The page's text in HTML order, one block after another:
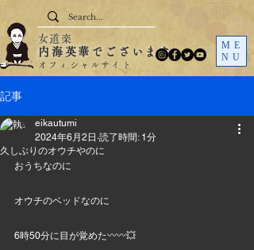
ME
NU
女道楽
内海英華でございます
オフィシャルサイト
記事
久しぶりのオウチやのに
eikautumi
2024年6月2日 読了時間: 1分
おうちなのに
オウチのベッドなのに
6時50分に目が覚めた〰️〰️💥